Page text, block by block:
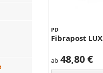
PD
Fibrapost LUX
ab 48,80 €